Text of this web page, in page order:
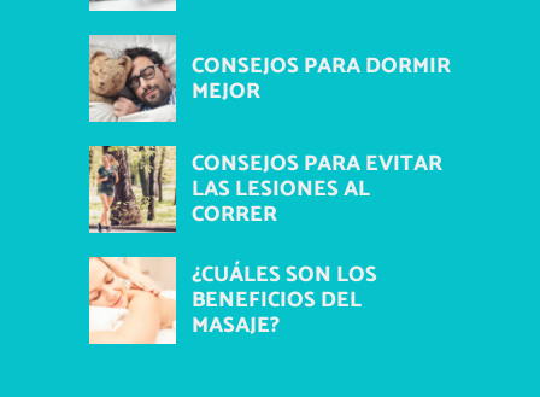
CONSEJOS PARA DORMIR
MEJOR
CONSEJOS PARA EVITAR
LAS LESIONES AL
CORRER
¿CUÁLES SON LOS
BENEFICIOS DEL
MASAJE?